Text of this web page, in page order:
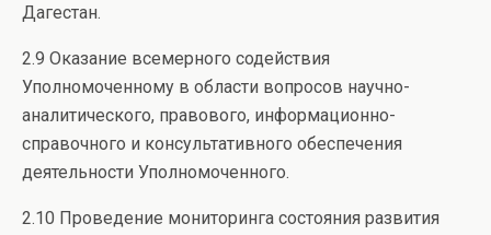
Дагестан.
2.9 Оказание всемерного содействия
Уполномоченному в области вопросов научно-
аналитического, правового, информационно-
справочного и консультативного обеспечения
деятельности Уполномоченного.
2.10 Проведение мониторинга состояния развития